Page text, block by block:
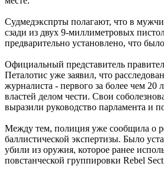
Судмедэкспрты полагают, что в
сзади из двух 9-миллиметровых
предварительно установлено, что
Официальный представитель
Петалотис уже заявил, что
журналиста - первого за более чем 20
властей делом чести. Свои
выразили руководство парламента и
Между тем, полиция уже сообщила о
баллистической экспертизы. Было
убили из оружия, которое ранее
повстанческой группировки Rebel